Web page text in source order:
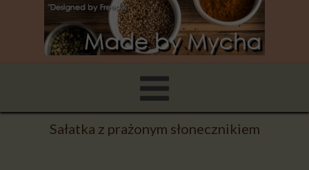
Sałatka z prażonym słonecznikiem